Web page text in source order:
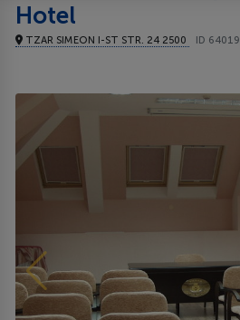
Hotel
TZAR SIMEON I-ST STR. 24 2500 ID 64019